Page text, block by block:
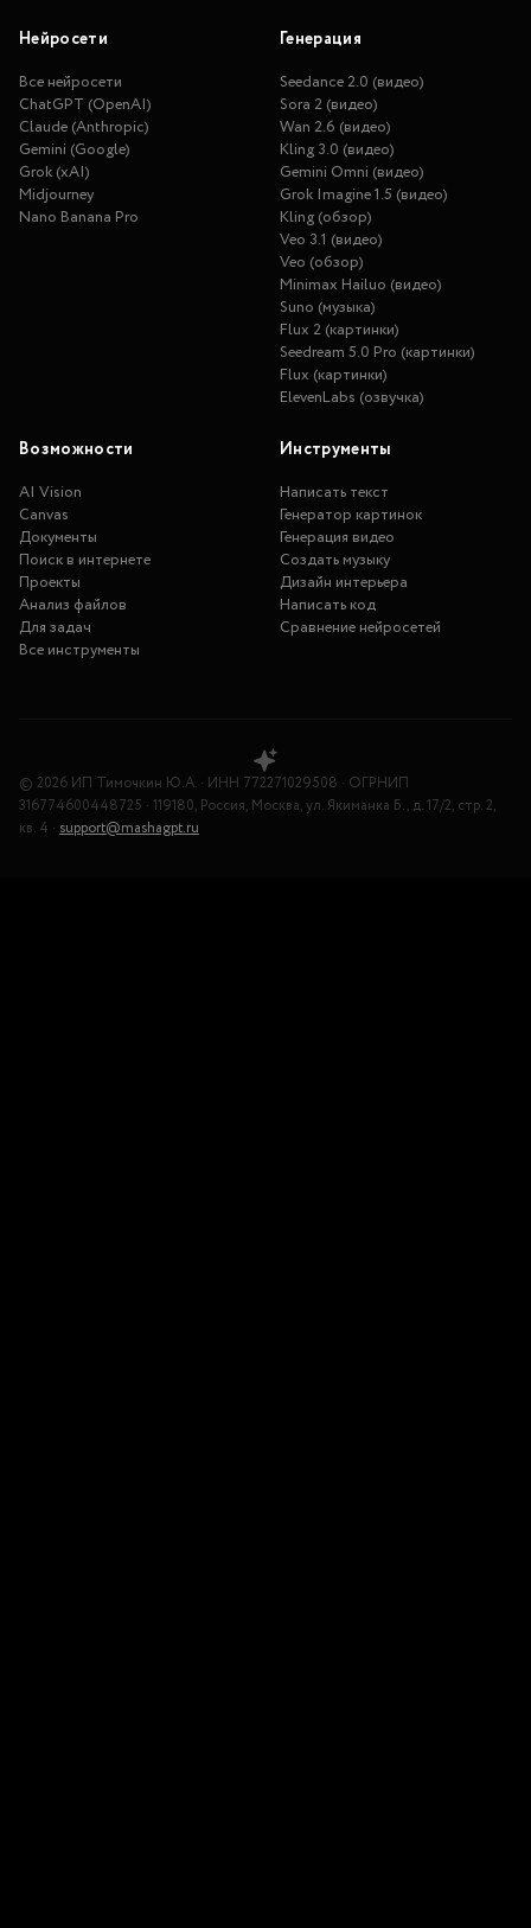
Нейросети
Все нейросети
ChatGPT (OpenAI)
Claude (Anthropic)
Gemini (Google)
Grok (xAI)
Midjourney
Nano Banana Pro
Генерация
Seedance 2.0 (видео)
Sora 2 (видео)
Wan 2.6 (видео)
Kling 3.0 (видео)
Gemini Omni (видео)
Grok Imagine 1.5 (видео)
Kling (обзор)
Veo 3.1 (видео)
Veo (обзор)
Minimax Hailuo (видео)
Suno (музыка)
Flux 2 (картинки)
Seedream 5.0 Pro (картинки)
Flux (картинки)
ElevenLabs (озвучка)
Возможности
AI Vision
Canvas
Документы
Поиск в интернете
Проекты
Анализ файлов
Для задач
Все инструменты
Инструменты
Написать текст
Генератор картинок
Генерация видео
Создать музыку
Дизайн интерьера
Написать код
Сравнение нейросетей
© 2026 ИП Тимочкин Ю.А. · ИНН 772271029508 · ОГРНИП
316774600448725 · 119180, Россия, Москва, ул. Якиманка Б., д. 17/2, стр. 2,
кв. 4 · support@mashagpt.ru